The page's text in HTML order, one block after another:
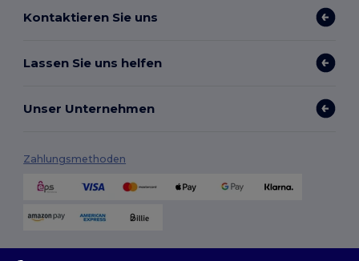
Kontaktieren Sie uns
Lassen Sie uns helfen
Unser Unternehmen
Zahlungsmethoden